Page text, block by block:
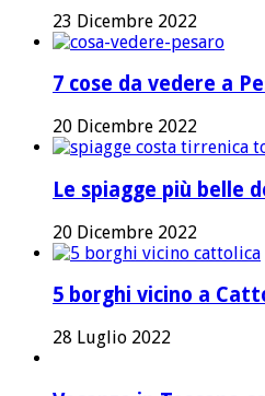
23 Dicembre 2022
7 cose da vedere a
20 Dicembre 2022
Le spiagge più belle
20 Dicembre 2022
5 borghi vicino a
28 Luglio 2022